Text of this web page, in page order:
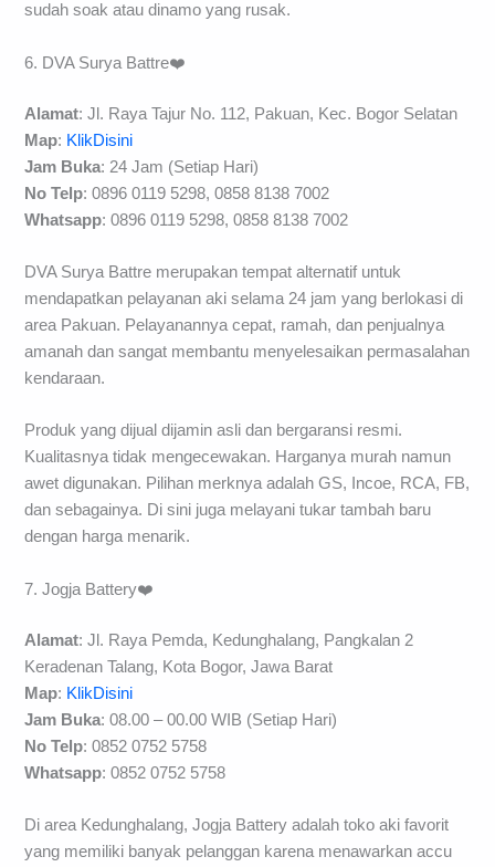
sudah soak atau dinamo yang rusak.
6. DVA Surya Battre❤️
Alamat: Jl. Raya Tajur No. 112, Pakuan, Kec. Bogor Selatan
Map: KlikDisini
Jam Buka: 24 Jam (Setiap Hari)
No Telp: 0896 0119 5298, 0858 8138 7002
Whatsapp: 0896 0119 5298, 0858 8138 7002
DVA Surya Battre merupakan tempat alternatif untuk
mendapatkan pelayanan aki selama 24 jam yang berlokasi di
area Pakuan. Pelayanannya cepat, ramah, dan penjualnya
amanah dan sangat membantu menyelesaikan permasalahan
kendaraan.
Produk yang dijual dijamin asli dan bergaransi resmi.
Kualitasnya tidak mengecewakan. Harganya murah namun
awet digunakan. Pilihan merknya adalah GS, Incoe, RCA, FB,
dan sebagainya. Di sini juga melayani tukar tambah baru
dengan harga menarik.
7. Jogja Battery❤️
Alamat: Jl. Raya Pemda, Kedunghalang, Pangkalan 2
Keradenan Talang, Kota Bogor, Jawa Barat
Map: KlikDisini
Jam Buka: 08.00 – 00.00 WIB (Setiap Hari)
No Telp: 0852 0752 5758
Whatsapp: 0852 0752 5758
Di area Kedunghalang, Jogja Battery adalah toko aki favorit
yang memiliki banyak pelanggan karena menawarkan accu